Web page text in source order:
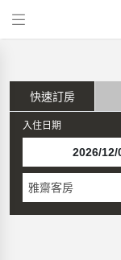
快速訂房
入住日期
雅齋客房